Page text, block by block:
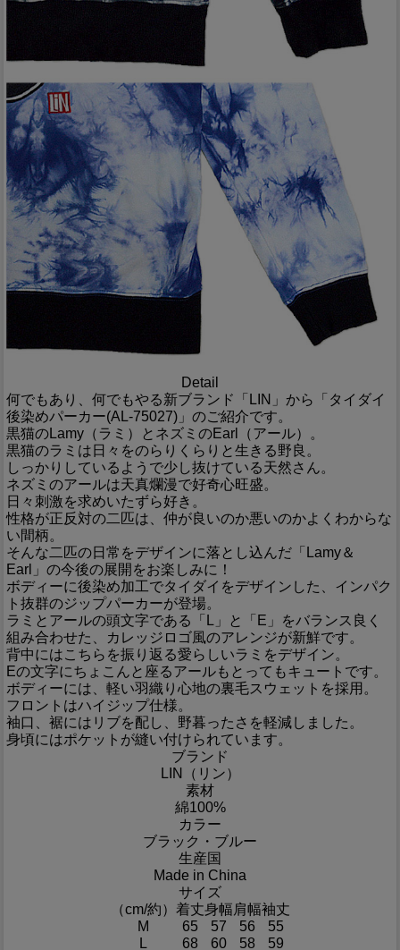
Detail
何でもあり、何でもやる新ブランド「LIN」から「タイダイ
後染めパーカー(AL-75027)」のご紹介です。
黒猫のLamy（ラミ）とネズミのEarl（アール）。
黒猫のラミは日々をのらりくらりと生きる野良。
しっかりしているようで少し抜けている天然さん。
ネズミのアールは天真爛漫で好奇心旺盛。
日々刺激を求めいたずら好き。
性格が正反対の二匹は、仲が良いのか悪いのかよくわからな
い間柄。
そんな二匹の日常をデザインに落とし込んだ「Lamy＆
Earl」の今後の展開をお楽しみに！
ボディーに後染め加工でタイダイをデザインした、インパク
ト抜群のジップパーカーが登場。
ラミとアールの頭文字である「L」と「E」をバランス良く
組み合わせた、カレッジロゴ風のアレンジが新鮮です。
背中にはこちらを振り返る愛らしいラミをデザイン。
Eの文字にちょこんと座るアールもとってもキュートです。
ボディーには、軽い羽織り心地の裏毛スウェットを採用。
フロントはハイジップ仕様。
袖口、裾にはリブを配し、野暮ったさを軽減しました。
身頃にはポケットが縫い付けられています。
ブランド
LIN（リン）
素材
綿100%
カラー
ブラック・ブルー
生産国
Made in China
サイズ
（cm/約） 着丈身幅肩幅袖丈
M
65 57 56
55
L
68 60 58
59